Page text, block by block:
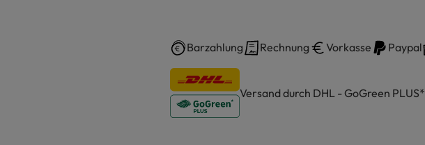
Barzahlung Rechnung Vorkasse Paypal
Versand durch DHL - GoGreen PLUS*